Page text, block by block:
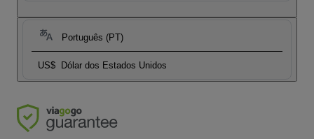
Português (PT)
US$ Dólar dos Estados Unidos